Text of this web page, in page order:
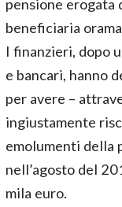
pensione erogata
beneficiaria
I finanzieri, dopo
e bancari, hanno
per avere –
ingiustamente
emolumenti della
nell’agosto del
mila euro.